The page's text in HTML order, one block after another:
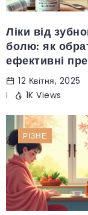
Ліки від
болю: як
ефективні
12 Квітня, 2025
1K Views
РІЗНЕ